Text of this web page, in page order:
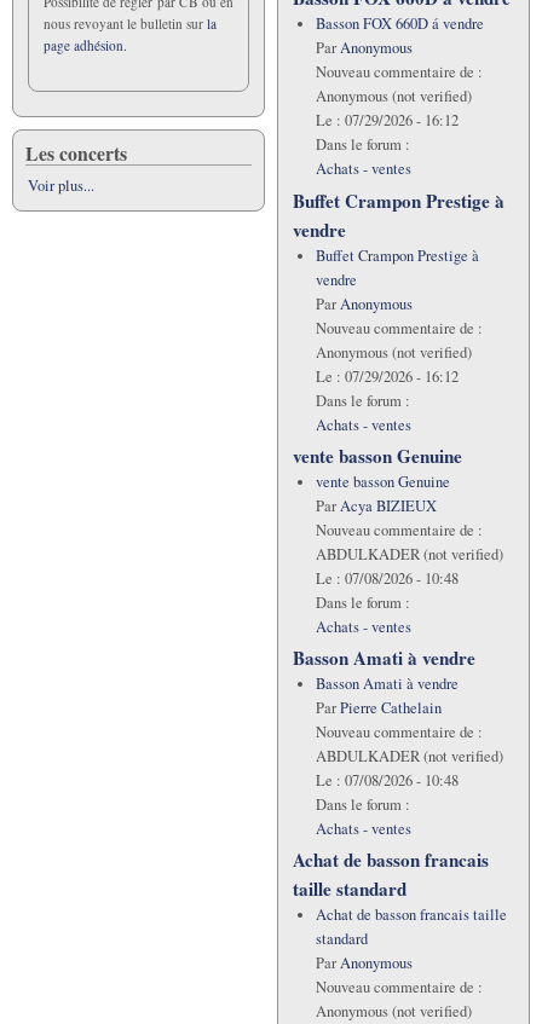
nous revoyant le bulletin sur la
page adhésion.
Les concerts
Voir plus...
Basson FOX 660D á vendre
ParAnonymous
Nouveau commentaire de :
Anonymous (not verified)
Le : 07/29/2026 - 16:12
Dans le forum :
Achats - ventes
Buffet Crampon Prestige à
vendre
Buffet Crampon Prestige à
vendre
ParAnonymous
Nouveau commentaire de :
Anonymous (not verified)
Le : 07/29/2026 - 16:12
Dans le forum :
Achats - ventes
vente basson Genuine
vente basson Genuine
ParAcya BIZIEUX
Nouveau commentaire de :
ABDULKADER (not verified)
Le : 07/08/2026 - 10:48
Dans le forum :
Achats - ventes
Basson Amati à vendre
Basson Amati à vendre
ParPierre Cathelain
Nouveau commentaire de :
ABDULKADER (not verified)
Le : 07/08/2026 - 10:48
Dans le forum :
Achats - ventes
Achat de basson francais
taille standard
Achat de basson francais taille
standard
ParAnonymous
Nouveau commentaire de :
Anonymous (not verified)